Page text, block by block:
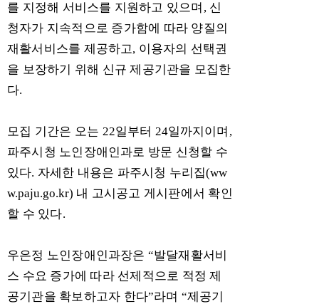
를 지정해 서비스를 지원하고 있으며 , 신
청자가 지속적으로 증가함에 따라 양질의
재활서비스를 제공하고, 이용자의 선택권
을 보장하기 위해 신규 제공기관을 모집한
다.
모집 기간은 오는 22일부터 24일까지이며 ,
파주시청 노인장애인과로 방문 신청할 수
있다. 자세한 내용은 파주시청 누리집(ww
w.paju.go.kr) 내 고시공고 게시판에서 확인
할 수 있다.
우은정 노인장애인과장은 “발달재활서비
스 수요 증가에 따라 선제적으로 적정 제
공기관을 확보하고자 한다”라며 “제공기